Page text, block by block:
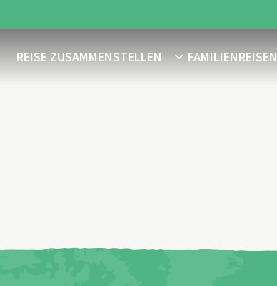
REISE ZUSAMMENSTELLEN FAMILIENREISEN